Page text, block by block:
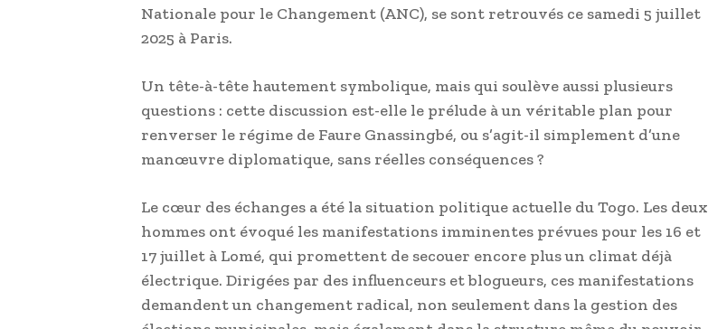
Nationale pour le Changement (ANC), se sont retrouvés ce samedi 5 juillet
2025 à Paris.
Un tête-à-tête hautement symbolique, mais qui soulève aussi plusieurs
questions : cette discussion est-elle le prélude à un véritable plan pour
renverser le régime de Faure Gnassingbé, ou s’agit-il simplement d’une
manœuvre diplomatique, sans réelles conséquences ?
Le cœur des échanges a été la situation politique actuelle du Togo. Les deux
hommes ont évoqué les manifestations imminentes prévues pour les 16 et
17 juillet à Lomé, qui promettent de secouer encore plus un climat déjà
électrique. Dirigées par des influenceurs et blogueurs, ces manifestations
demandent un changement radical, non seulement dans la gestion des